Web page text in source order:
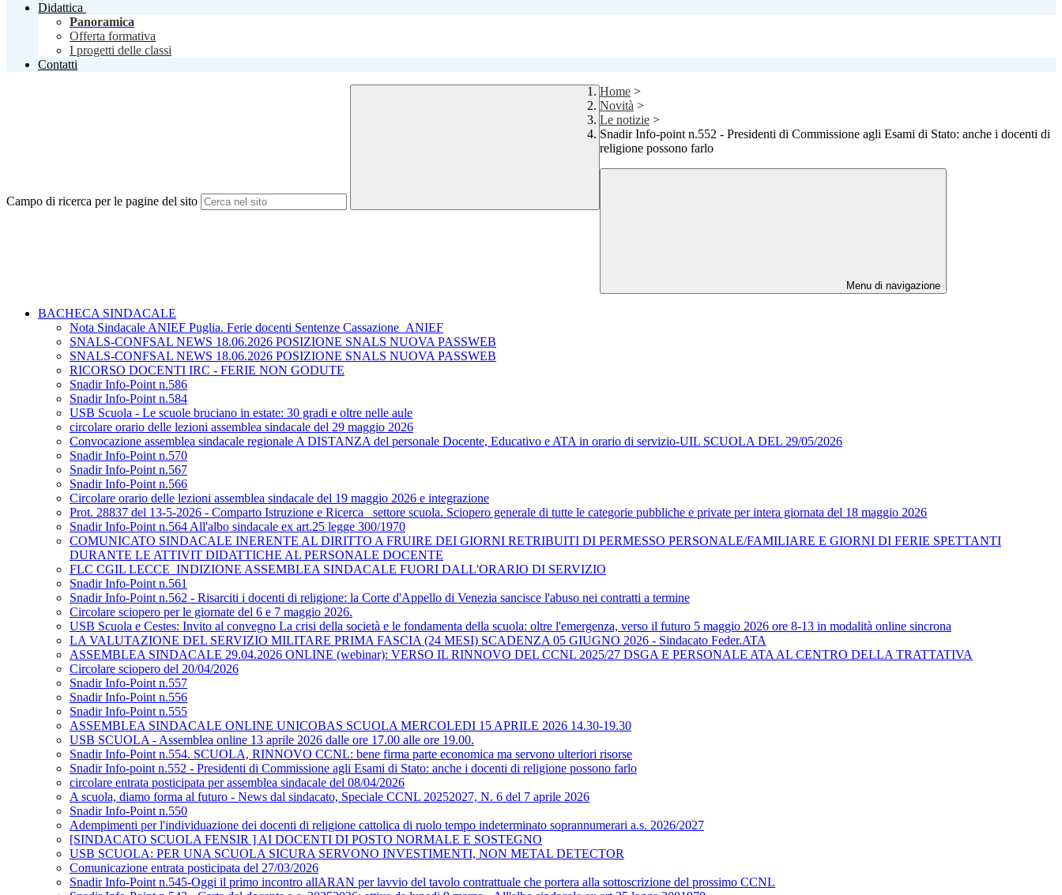
Didattica
Panoramica
Offerta formativa
I progetti delle classi
Contatti
Campo di ricerca per le pagine del sito
Home >
Novità >
Le notizie >
Snadir Info-point n.552 - Presidenti di Commissione agli Esami di Stato: anche i docenti di
religione possono farlo
Menu di navigazione
BACHECA SINDACALE
Nota Sindacale ANIEF Puglia. Ferie docenti Sentenze Cassazione_ANIEF
SNALS-CONFSAL NEWS 18.06.2026 POSIZIONE SNALS NUOVA PASSWEB
SNALS-CONFSAL NEWS 18.06.2026 POSIZIONE SNALS NUOVA PASSWEB
RICORSO DOCENTI IRC - FERIE NON GODUTE
Snadir Info-Point n.586
Snadir Info-Point n.584
USB Scuola - Le scuole bruciano in estate: 30 gradi e oltre nelle aule
circolare orario delle lezioni assemblea sindacale del 29 maggio 2026
Convocazione assemblea sindacale regionale A DISTANZA del personale Docente, Educativo e ATA in orario di servizio-UIL SCUOLA DEL 29/05/2026
Snadir Info-Point n.570
Snadir Info-Point n.567
Snadir Info-Point n.566
Circolare orario delle lezioni assemblea sindacale del 19 maggio 2026 e integrazione
Prot. 28837 del 13-5-2026 - Comparto Istruzione e Ricerca_ settore scuola. Sciopero generale di tutte le categorie pubbliche e private per intera giornata del 18 maggio 2026
Snadir Info-Point n.564 All'albo sindacale ex art.25 legge 300/1970
COMUNICATO SINDACALE INERENTE AL DIRITTO A FRUIRE DEI GIORNI RETRIBUITI DI PERMESSO PERSONALE/FAMILIARE E GIORNI DI FERIE SPETTANTI
DURANTE LE ATTIVIT DIDATTICHE AL PERSONALE DOCENTE
FLC CGIL LECCE_INDIZIONE ASSEMBLEA SINDACALE FUORI DALL'ORARIO DI SERVIZIO
Snadir Info-Point n.561
Snadir Info-Point n.562 - Risarciti i docenti di religione: la Corte d'Appello di Venezia sancisce l'abuso nei contratti a termine
Circolare sciopero per le giornate del 6 e 7 maggio 2026.
USB Scuola e Cestes: Invito al convegno La crisi della società e le fondamenta della scuola: oltre l'emergenza, verso il futuro 5 maggio 2026 ore 8-13 in modalità online sincrona
LA VALUTAZIONE DEL SERVIZIO MILITARE PRIMA FASCIA (24 MESI) SCADENZA 05 GIUGNO 2026 - Sindacato Feder.ATA
ASSEMBLEA SINDACALE 29.04.2026 ONLINE (webinar): VERSO IL RINNOVO DEL CCNL 2025/27 DSGA E PERSONALE ATA AL CENTRO DELLA TRATTATIVA
Circolare sciopero del 20/04/2026
Snadir Info-Point n.557
Snadir Info-Point n.556
Snadir Info-Point n.555
ASSEMBLEA SINDACALE ONLINE UNICOBAS SCUOLA MERCOLEDI 15 APRILE 2026 14.30-19.30
USB SCUOLA - Assemblea online 13 aprile 2026 dalle ore 17.00 alle ore 19.00.
Snadir Info-Point n.554. SCUOLA, RINNOVO CCNL: bene firma parte economica ma servono ulteriori risorse
Snadir Info-point n.552 - Presidenti di Commissione agli Esami di Stato: anche i docenti di religione possono farlo
circolare entrata posticipata per assemblea sindacale del 08/04/2026
A scuola, diamo forma al futuro - News dal sindacato, Speciale CCNL 20252027, N. 6 del 7 aprile 2026
Snadir Info-Point n.550
Adempimenti per l'individuazione dei docenti di religione cattolica di ruolo tempo indeterminato soprannumerari a.s. 2026/2027
[SINDACATO SCUOLA FENSIR ] AI DOCENTI DI POSTO NORMALE E SOSTEGNO
USB SCUOLA: PER UNA SCUOLA SICURA SERVONO INVESTIMENTI, NON METAL DETECTOR
Comunicazione entrata posticipata del 27/03/2026
Snadir Info-Point n.545-Oggi il primo incontro allARAN per lavvio del tavolo contrattuale che portera alla sottoscrizione del prossimo CCNL